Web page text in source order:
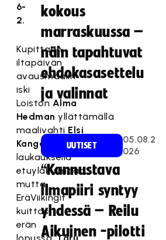
6-
2.
Kupittaan
iltapäivän
avausmaalin
iski
Loiston Alma
Hedman yllättämällä
maalivahti Elsi
Kangasharjunnopealla
laukauksella
etuyläkulmaan,
mutta
EräViikingit
kuittasi
erän
kokous
marraskuussa –
näin tapahtuvat
ehdokasasettelu
ja valinnat
UUTISET
05.08.2
026
“Kannustava
ilmapiiri syntyy
yhdessä – Reilu
Aikuinen -pilotti